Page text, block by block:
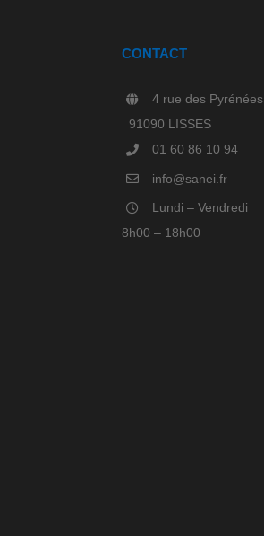
CONTACT
4 rue des Pyrénées
91090 LISSES
01 60 86 10 94
info@sanei.fr
Lundi – Vendredi
8h00 – 18h00